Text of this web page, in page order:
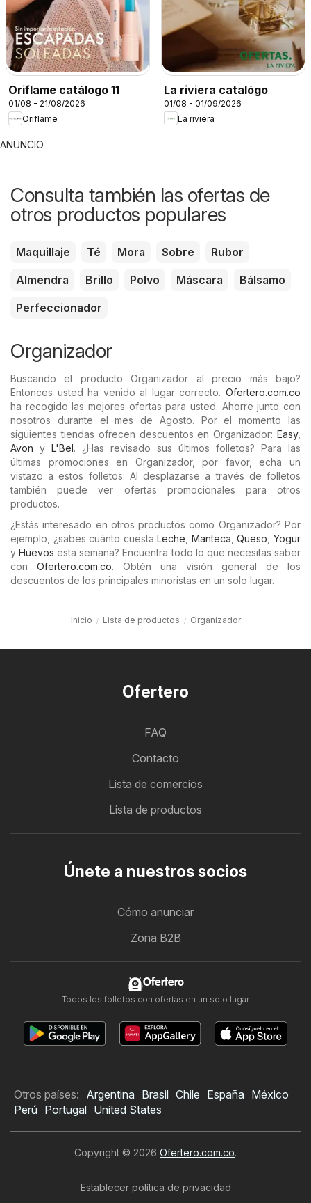
Oriflame catálogo 11
01/08 - 21/08/2026
Oriflame
La riviera catalógo
01/08 - 01/09/2026
La riviera
ANUNCIO
Consulta también las ofertas de
otros productos populares
Maquillaje Té Mora Sobre
Rubor
Almendra
Brillo Polvo Máscara
Bálsamo
Perfeccionador
Organizador
Buscando el producto Organizador al precio más bajo?
Entonces usted ha venido al lugar correcto. Ofertero.com.co
ha recogido las mejores ofertas para usted. Ahorre junto con
nosotros durante el mes de Agosto. Por el momento las
siguientes tiendas ofrecen descuentos en Organizador: Easy,
Avon y L'Bel. ¿Has revisado sus últimos folletos? Para las
últimas promociones en Organizador, por favor, echa un
vistazo a estos folletos: Al desplazarse a través de folletos
también puede ver ofertas promocionales para otros
productos.
¿Estás interesado en otros productos como Organizador? Por
ejemplo, ¿sabes cuánto cuestaLeche, Manteca,Queso,Yogur
yHuevos esta semana? Encuentra todo lo que necesitas saber
con Ofertero.com.co. Obtén una visión general de los
descuentos de los principales minoristas en un solo lugar.
Inicio Lista de productos Organizador
Ofertero
FAQ
Contacto
Lista de comercios
Lista de productos
Únete a nuestros socios
Cómo anunciar
Zona B2B
Ofertero
Todos los folletos con ofertas en un solo lugar
Otros países: Argentina Brasil Chile España México
Perú Portugal United States
Copyright © 2026 Ofertero.com.co.
Establecer política de privacidad